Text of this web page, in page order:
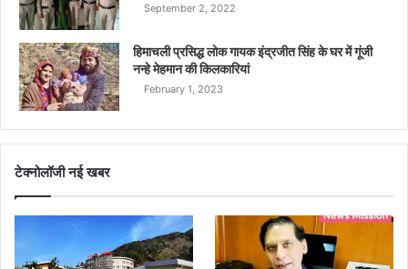
September 2, 2022
हिमाचली प्रसिद्ध लोक गायक इंद्रजीत सिंह के घर में गूंजी
नन्हे मेहमान की किलकारियां
February 1, 2023
टेक्नोलॉजी नई खबर